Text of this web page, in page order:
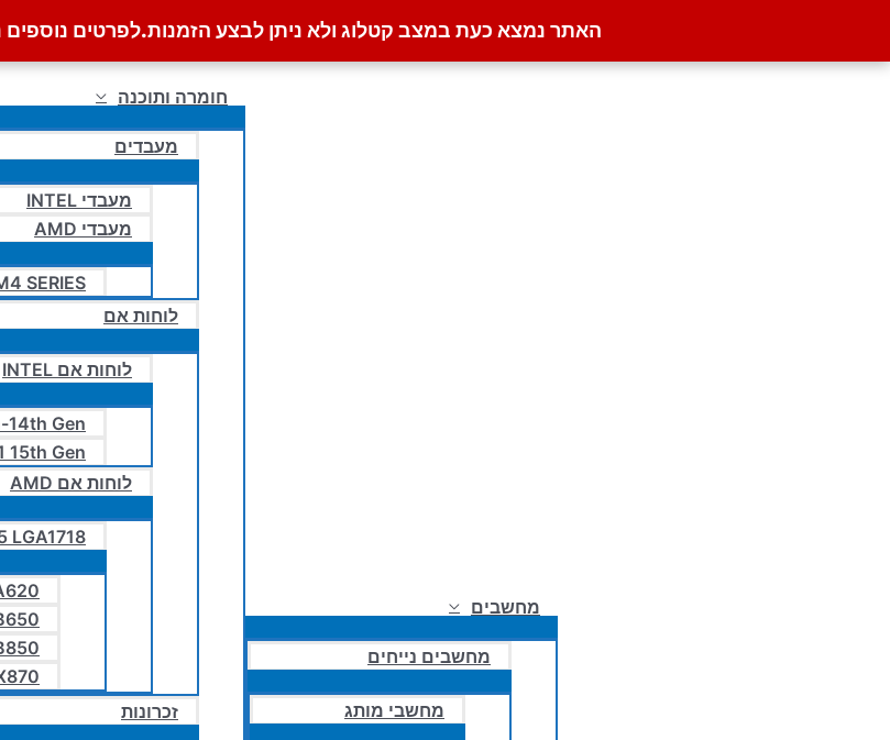
האתר נמצא כעת במצב קטלוג ולא ניתן לבצע הזמנות.לפרטים נוספים
מחשבים
מחשבים נייחים
מחשבי מותג
חומרה ותוכנה
מעבדים
מעבדי INTEL
מעבדי AMD
SERIES
לוחות אם
לוחות אם INTEL
14th Gen
15th Gen
לוחות אם AMD
LGA1718
זכרונות